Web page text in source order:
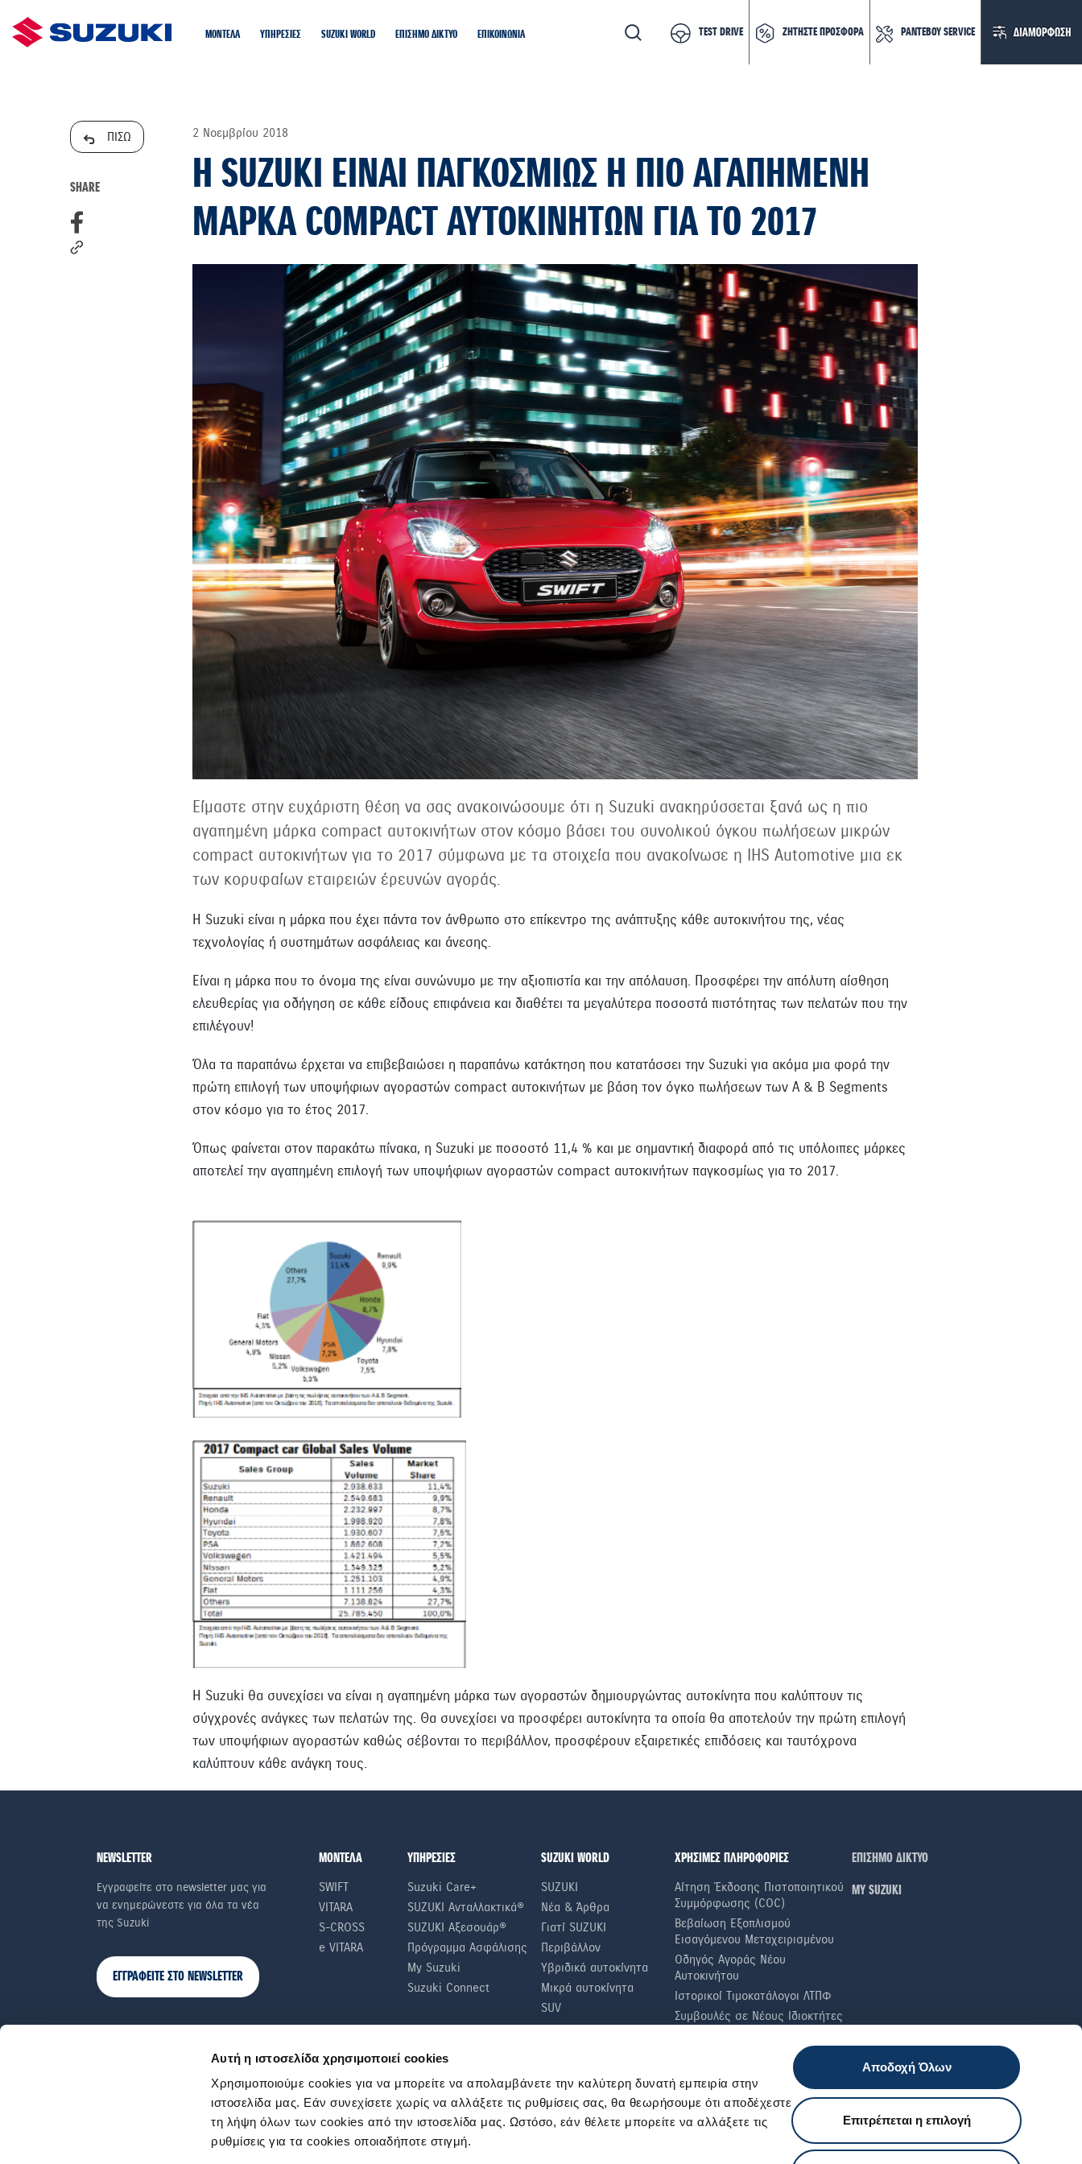
Αυτή η ιστοσελίδα χρησιμοποιεί cookies
Χρησιμοποιούμε cookies για να μπορείτε να απολαμβάνετε την καλύτερη δυνατή εμπειρία στην
ιστοσελίδα μας. Εάν συνεχίσετε χωρίς να αλλάξετε τις ρυθμίσεις σας, θα θεωρήσουμε ότι αποδέχεστε
τη λήψη όλων των cookies από την ιστοσελίδα μας. Ωστόσο, εάν θέλετε μπορείτε να αλλάξετε τις
ρυθμίσεις για τα cookies οποιαδήποτε στιγμή.
Αποδοχή Όλων
Επιτρέπεται η επιλογή
ΜΟΝΤΕΛΑ ΥΠΗΡΕΣΙΕΣ SUZUKI WORLD ΕΠΙΣΗΜΟ ΔΙΚΤΥΟ ΕΠΙΚΟΙΝΩΝΙΑ TEST DRIVE ΖΗΤΗΣΤΕ ΠΡΟΣΦΟΡΑ ΡΑΝΤΕΒΟΥ SERVICE
ΠΙΣΩ
SHARE
2 Νοεμβρίου 2018
Η SUZUKI ΕΙΝΑΙ ΠΑΓΚΟΣΜΙΩΣ Η ΠΙΟ ΑΓΑΠΗΜΕΝΗ
ΜΑΡΚΑ COMPACT ΑΥΤΟΚΙΝΗΤΩΝ ΓΙΑ ΤΟ 2017
Είμαστε στην ευχάριστη θέση να σας ανακοινώσουμε ότι η Suzuki ανακηρύσσεται ξανά ως η πιο
αγαπημένη μάρκα compact αυτοκινήτων στον κόσμο βάσει του συνολικού όγκου πωλήσεων μικρών
compact αυτοκινήτων για το 2017 σύμφωνα με τα στοιχεία που ανακοίνωσε η IHS Automotive μια εκ
των κορυφαίων εταιρειών έρευνών αγοράς.
Η Suzuki είναι η μάρκα που έχει πάντα τον άνθρωπο στο επίκεντρο της ανάπτυξης κάθε αυτοκινήτου της, νέας
τεχνολογίας ή συστημάτων ασφάλειας και άνεσης.
Είναι η μάρκα που το όνομα της είναι συνώνυμο με την αξιοπιστία και την απόλαυση. Προσφέρει την απόλυτη αίσθηση
ελευθερίας για οδήγηση σε κάθε είδους επιφάνεια και διαθέτει τα μεγαλύτερα ποσοστά πιστότητας των πελατών που την
επιλέγουν!
Όλα τα παραπάνω έρχεται να επιβεβαιώσει η παραπάνω κατάκτηση που κατατάσσει την Suzuki για ακόμα μια φορά την
πρώτη επιλογή των υποψήφιων αγοραστών compact αυτοκινήτων με βάση τον όγκο πωλήσεων των A & B Segments
στον κόσμο για το έτος 2017.
Όπως φαίνεται στον παρακάτω πίνακα, η Suzuki με ποσοστό 11,4 % και με σημαντική διαφορά από τις υπόλοιπες μάρκες
αποτελεί την αγαπημένη επιλογή των υποψήφιων αγοραστών compact αυτοκινήτων παγκοσμίως για το 2017.
Η Suzuki θα συνεχίσει να είναι η αγαπημένη μάρκα των αγοραστών δημιουργώντας αυτοκίνητα που καλύπτουν τις
σύγχρονές ανάγκες των πελατών της. Θα συνεχίσει να προσφέρει αυτοκίνητα τα οποία θα αποτελούν την πρώτη επιλογή
των υποψήφιων αγοραστών καθώς σέβονται το περιβάλλον, προσφέρουν εξαιρετικές επιδόσεις και ταυτόχρονα
καλύπτουν κάθε ανάγκη τους.
NEWSLETTER
Εγγραφείτε στο newsletter μας για
να ενημερώνεστε για όλα τα νέα
της Suzuki
ΕΓΓΡΑΦΕΙΤΕ ΣΤΟ NEWSLETTER
ΜΟΝΤΕΛΑ
SWIFT
VITARA
S-CROSS
e VITARA
ΥΠΗΡΕΣΙΕΣ
Suzuki Care+
SUZUKI Ανταλλακτικά®
SUZUKI Αξεσουάρ®
Πρόγραμμα Ασφάλισης
My Suzuki
Suzuki Connect
SUZUKI WORLD
SUZUKI
Νέα & Άρθρα
Γιατί SUZUKI
Περιβάλλον
Υβριδικά αυτοκίνητα
Μικρά αυτοκίνητα
SUV
ΧΡΗΣΙΜΕΣ ΠΛΗΡΟΦΟΡΙΕΣ
Αίτηση Έκδοσης Πιστοποιητικού
Συμμόρφωσης (COC)
Βεβαίωση Εξοπλισμού
Εισαγόμενου Μεταχειρισμένου
Οδηγός Αγοράς Νέου
Αυτοκινήτου
Ιστορικοί Τιμοκατάλογοι ΛΤΠΦ
Συμβουλές σε Nέους Iδιοκτήτες
Τακτικοί Έλεγχοι
ΕΠΙΣΗΜΟ ΔΙΚΤΥΟ
ΜΥ SUZUKI